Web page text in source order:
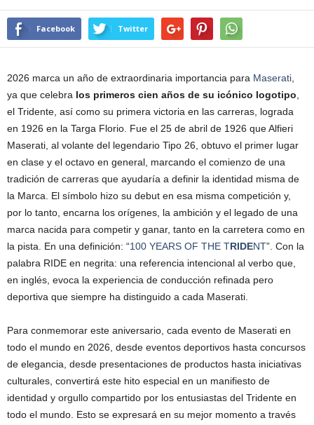
Facebook Twitter
2026 marca un año de extraordinaria importancia para Maserati
ya que celebra los primeros cien años de su icónico logotipo
el Tridente, así como su primera victoria en las carreras, lograda
en 1926 en la Targa Florio. Fue el 25 de abril de 1926 que Alfieri
Maserati, al volante del legendario Tipo 26, obtuvo el primer lugar
en clase y el octavo en general, marcando el comienzo de una
tradición de carreras que ayudaría a definir la identidad misma de
la Marca. El símbolo hizo su debut en esa misma competición y,
por lo tanto, encarna los orígenes, la ambición y el legado de una
marca nacida para competir y ganar, tanto en la carretera como en
la pista. En una definición: “100 YEARS OF THE TRIDENT”. Con la
palabra RIDE en negrita: una referencia intencional al verbo que,
en inglés, evoca la experiencia de conducción refinada pero
deportiva que siempre ha distinguido a cada Maserati.
Para conmemorar este aniversario, cada evento de Maserati en
todo el mundo en 2026, desde eventos deportivos hasta concursos
de elegancia, desde presentaciones de productos hasta iniciativas
culturales, convertirá este hito especial en un manifiesto de
identidad y orgullo compartido por los entusiastas del Tridente en
todo el mundo. Esto se expresará en su mejor momento a través